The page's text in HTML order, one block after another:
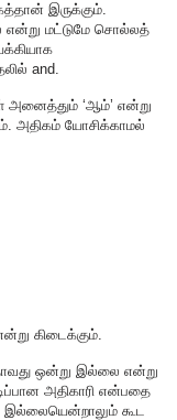
இருக்கும்.
மட்டுமே சொல்லத்
and.
அனைத்தும் ‘ஆம்’ என்று
அதிகம் யோசிக்காமல்
கிடைக்கும்.
ஒன்று இல்லை என்று
அதிகாரி என்பதை
கூட